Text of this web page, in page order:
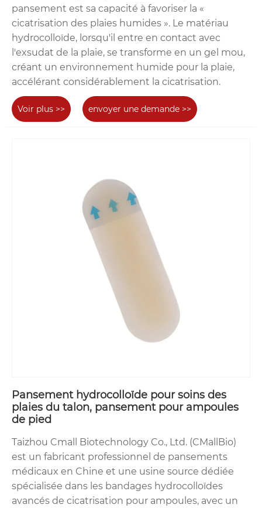
pansement est sa capacité à favoriser la «
cicatrisation des plaies humides ». Le matériau
hydrocolloïde, lorsqu'il entre en contact avec
l'exsudat de la plaie, se transforme en un gel mou,
créant un environnement humide pour la plaie,
accélérant considérablement la cicatrisation.
Voir plus >> envoyer une demande >>
Pansement hydrocolloïde pour soins des
plaies du talon, pansement pour ampoules
de pied
Taizhou Cmall Biotechnology Co., Ltd. (CMallBio)
est un fabricant professionnel de pansements
médicaux en Chine et une usine source dédiée
spécialisée dans les bandages hydrocolloïdes
avancés de cicatrisation pour ampoules, avec un